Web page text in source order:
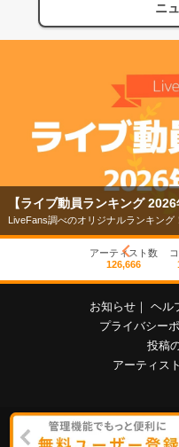
ニ
【ライブ動員ランキング 2026
LiveFans調べのオリジナルランキング！
アーティスト数
126,666
お知らせ ｜ ヘル
プライバシー
投稿
アーティス